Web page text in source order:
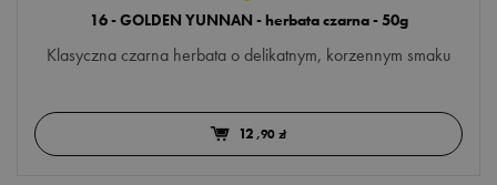
16 - GOLDEN YUNNAN - herbata czarna - 50g
Klasyczna czarna herbata o delikatnym, korzennym smaku
12,90 zł